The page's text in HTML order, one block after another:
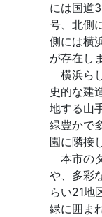
には国道
号、北側
側には横
が存在し
横浜ら
史的な建
地する山
緑豊かで
園に隣接
本市の
や、多彩
らい21地
緑に囲ま